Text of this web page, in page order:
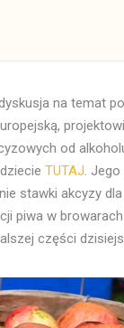
na temat
od
TUTAJ.
stawki akcyzy
piwa w
części